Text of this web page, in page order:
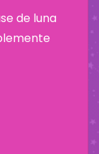
de luna